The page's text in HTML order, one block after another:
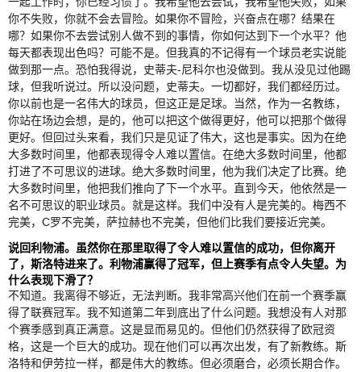
你不失败，你就不会去冒险。如果你不冒险，兴奋点在哪？结果在
哪？如果你不去尝试别人做不到的事情，你如何达到下一个水平？他
每天都表现出色吗？可能不是。但我真的不记得有一个球员老实说能
做到那一点。恐怕我得说，史蒂夫-尼科尔也没做到。我从没见过他踢
球，但我听说过。所以没问题，史蒂夫。一切都好，我们都经历过。
你以前也是一名伟大的球员，但这正是足球。当然，作为一名教练，
你站在场边会想，是的，他可以把这个做得更好，他可以把那个做得
更好。但回过头来看，我们只是见证了伟大，这也是事实。因为在绝
大多数时间里，他都表现得令人难以置信。在绝大多数时间里，他都
打进了不可思议的进球。绝大多数时间里，他为我们决定了比赛。绝
大多数时间里，他把我们推向了下一个水平。直到今天，他依然是一
名不可思议的职业球员。就是这样。我们中没有人是完美的。梅西不
完美，C罗不完美，萨拉赫也不完美，但他们比我们要接近完美。
说回利物浦。虽然你在那里取得了令人难以置信的成功，但你离开
了，斯洛特进来了。利物浦赢得了冠军，但上赛季有点令人失望。为
什么表现下滑了？
不知道。我离得不够近，无法判断。我非常高兴他们在前一个赛季赢
得了联赛冠军。我不知道第二年到底出了什么问题。我想没有人对那
个赛季感到真正满意。这是显而易见的。但他们仍然获得了欧冠资
格，这是一个巨大的成功。现在他们可以再次出发，有了新教练。斯
洛特和伊劳拉一样，都是伟大的教练。但必须磨合，必须长期合作。